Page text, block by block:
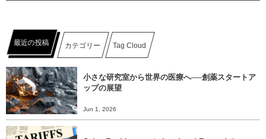
最近の投稿 カテゴリー Tag Cloud
小さな研究室から世界の医療へ──創薬スタートア
ップの展望
Jun 1, 2026